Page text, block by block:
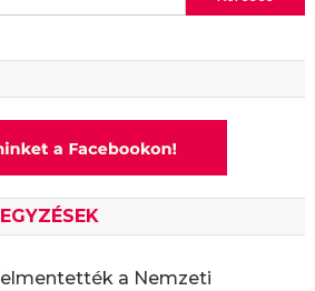
a Nemzeti